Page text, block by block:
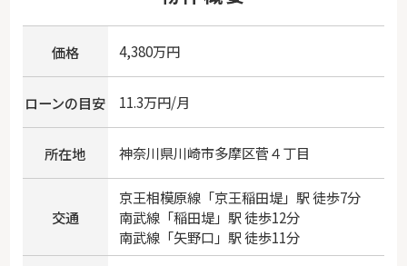
価格 4,380万円
ローンの目安 11.3万円/月
所在地 神奈川県川崎市多摩区菅４丁目
交通
京王相模原線「京王稲田堤」駅 徒歩7分
南武線「稲田堤」駅 徒歩12分
南武線「矢野口 」駅 徒歩11分